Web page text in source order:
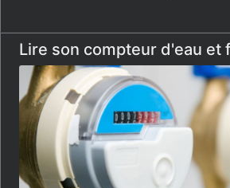
Lire son compteur d'eau et